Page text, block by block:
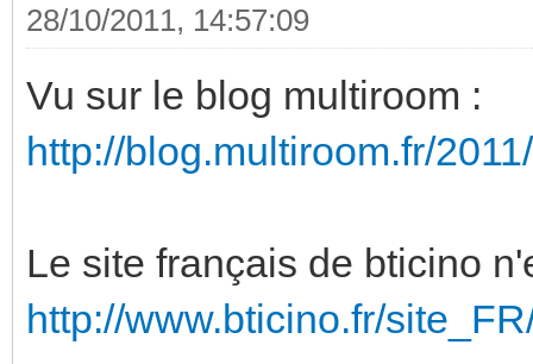
28/10/2011, 14:57:09
Vu sur le blog multiroom :
http://blog.multiroom.fr/
Le site français de bticino
http://www.bticino.fr/